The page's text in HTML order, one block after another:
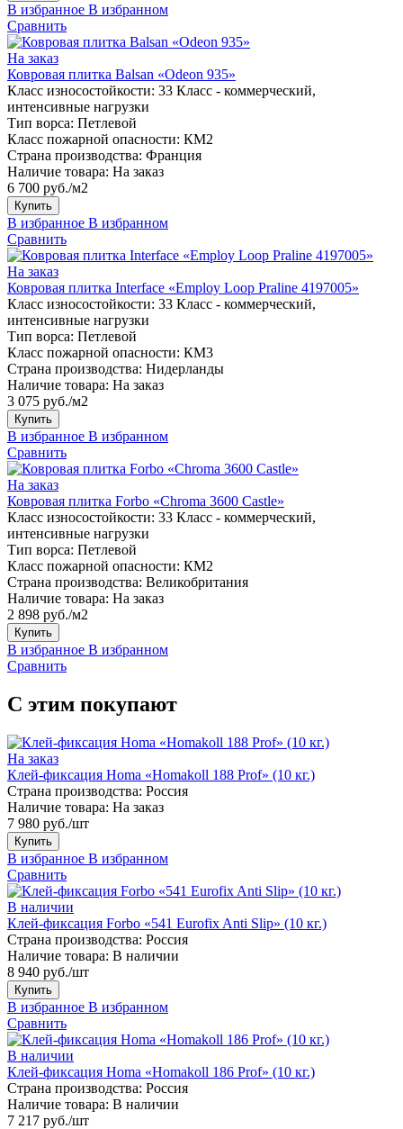
В избранное В избранном
Сравнить
На заказ
Ковровая плитка Balsan «Odeon 935»
Класс износостойкости: 33 Класс - коммерческий,
интенсивные нагрузки
Тип ворса: Петлевой
Класс пожарной опасности: КМ2
Страна производства: Франция
Наличие товара: На заказ
6 700 руб./м2
Купить
В избранное В избранном
Сравнить
На заказ
Ковровая плитка Interface «Employ Loop Praline 4197005»
Класс износостойкости: 33 Класс - коммерческий,
интенсивные нагрузки
Тип ворса: Петлевой
Класс пожарной опасности: КМ3
Страна производства: Нидерланды
Наличие товара: На заказ
3 075 руб./м2
Купить
В избранное В избранном
Сравнить
На заказ
Ковровая плитка Forbo «Chroma 3600 Castle»
Класс износостойкости: 33 Класс - коммерческий,
интенсивные нагрузки
Тип ворса: Петлевой
Класс пожарной опасности: КМ2
Страна производства: Великобритания
Наличие товара: На заказ
2 898 руб./м2
Купить
В избранное В избранном
Сравнить
С этим покупают
На заказ
Клей-фиксация Homa «Homakoll 188 Prof» (10 кг.)
Страна производства: Россия
Наличие товара: На заказ
7 980 руб./шт
Купить
В избранное В избранном
Сравнить
В наличии
Клей-фиксация Forbo «541 Eurofix Anti Slip» (10 кг.)
Страна производства: Россия
Наличие товара: В наличии
8 940 руб./шт
Купить
В избранное В избранном
Сравнить
В наличии
Клей-фиксация Homa «Homakoll 186 Prof» (10 кг.)
Страна производства: Россия
Наличие товара: В наличии
7 217 руб./шт